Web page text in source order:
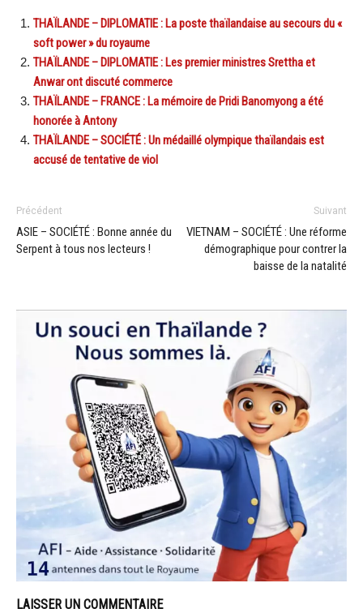
THAÏLANDE – DIPLOMATIE : La poste thaïlandaise au secours du «
soft power » du royaume
THAÏLANDE – DIPLOMATIE : Les premier ministres Srettha et
Anwar ont discuté commerce
THAÏLANDE – FRANCE : La mémoire de Pridi Banomyong a été
honorée à Antony
THAÏLANDE – SOCIÉTÉ : Un médaillé olympique thaïlandais est
accusé de tentative de viol
Précédent
ASIE – SOCIÉTÉ : Bonne année du
Serpent à tous nos lecteurs !
Suivant
VIETNAM – SOCIÉTÉ : Une réforme
démographique pour contrer la
baisse de la natalité
LAISSER UN COMMENTAIRE